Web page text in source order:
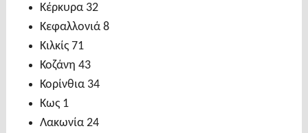
Κέρκυρα 32
Κεφαλλονιά 8
Κιλκίς 71
Κοζάνη 43
Κορίνθια 34
Κως 1
Λακωνία 24